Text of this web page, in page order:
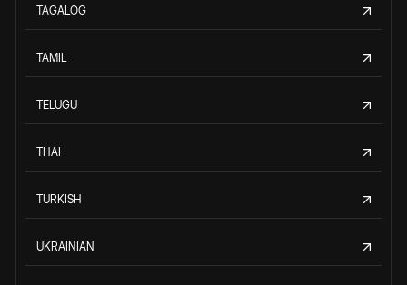
TAGALOG
TAMIL
TELUGU
THAI
TURKISH
UKRAINIAN